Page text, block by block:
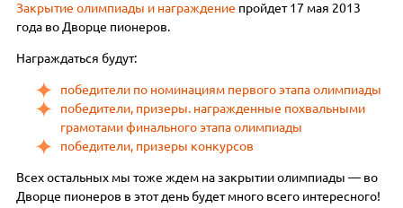
Закрытие олимпиады и награждение пройдет 17 мая 2013
года во Дворце пионеров.
Награждаться будут:
победители по номинациям первого этапа олимпиады
победители, призеры. награжденные похвальными
грамотами финального этапа олимпиады
победители, призеры конкурсов
Всех остальных мы тоже ждем на закрытии олимпиады — во
Дворце пионеров в этот день будет много всего интересного!